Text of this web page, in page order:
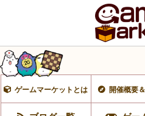
ゲームマーケットとは 開催概要